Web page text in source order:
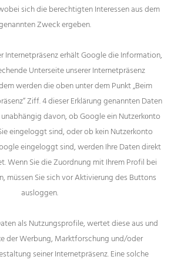
wobei sich die berechtigten Interessen aus dem
Zweck ergeben.
Internetpräsenz erhält Google die Information,
Unterseite unserer Internetpräsenz
werden die oben unter dem Punkt „Beim
Ziff. 4 dieser Erklärung genannten Daten
davon, ob Google ein Nutzerkоnto
eingeloggt sind, oder ob kein Nutzerkonto
eingeloggt sind, werden Ihre Daten direkt
Wenn Sie die Zuordnung mit Ihrem Profil bei
müssen Sie sich vor Aktivierung des Buttons
ausloggen.
als Nutzungsprofile, wertet diese aus und
der Werbung, Marktforschung und/oder
seiner Internetpräsenz. Eine solche